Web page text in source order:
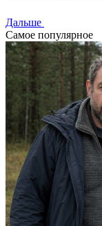
Дальше
Самое популярное